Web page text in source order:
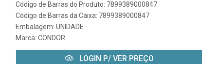
Código de Barras do Produto: 7899389000847
Código de Barras da Caixa: 7899389000847
Embalagem: UNIDADE
Marca: CONDOR
LOGIN P/ VER PREÇO